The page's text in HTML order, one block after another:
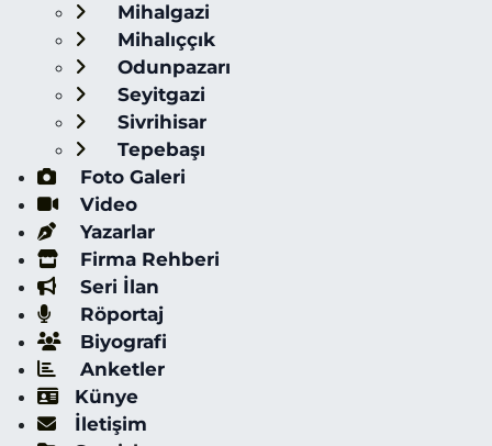
Mihalgazi
Mihalıççık
Odunpazarı
Seyitgazi
Sivrihisar
Tepebaşı
Foto Galeri
Video
Yazarlar
Firma Rehberi
Seri İlan
Röportaj
Biyografi
Anketler
Künye
İletişim